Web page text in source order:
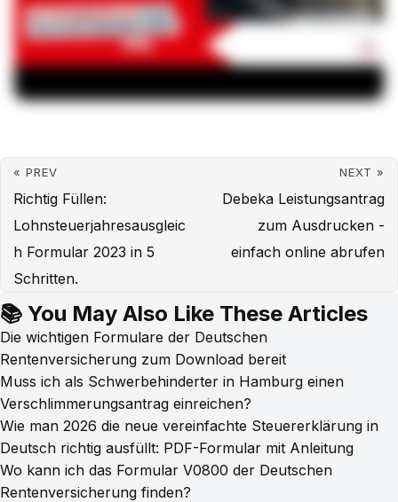
« PREV
Richtig Füllen:
Lohnsteuerjahresausgleic
h Formular 2023 in 5
Schritten.
NEXT »
Debeka Leistungsantrag
zum Ausdrucken -
einfach online abrufen
📚 You May Also Like These Articles
Die wichtigen Formulare der Deutschen
Rentenversicherung zum Download bereit
Muss ich als Schwerbehinderter in Hamburg einen
Verschlimmerungsantrag einreichen?
Wie man 2026 die neue vereinfachte Steuererklärung in
Deutsch richtig ausfüllt: PDF-Formular mit Anleitung
Wo kann ich das Formular V0800 der Deutschen
Rentenversicherung finden?